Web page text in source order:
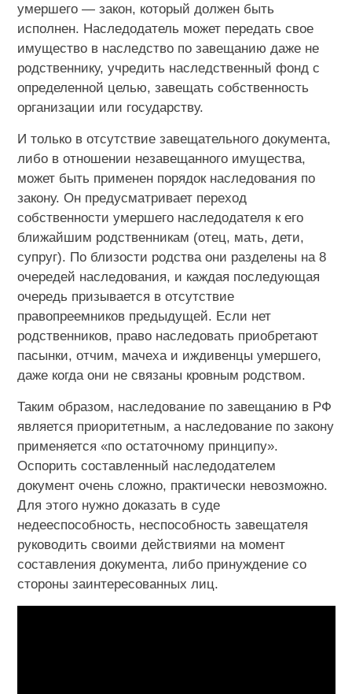
умершего — закон, который должен быть
исполнен. Наследодатель может передать свое
имущество в наследство по завещанию даже не
родственнику, учредить наследственный фонд с
определенной целью, завещать собственность
организации или государству.
И только в отсутствие завещательного документа,
либо в отношении незавещанного имущества,
может быть применен порядок наследования по
закону. Он предусматривает переход
собственности умершего наследодателя к его
ближайшим родственникам (отец, мать, дети,
супруг). По близости родства они разделены на 8
очередей наследования, и каждая последующая
очередь призывается в отсутствие
правопреемников предыдущей. Если нет
родственников, право наследовать приобретают
пасынки, отчим, мачеха и иждивенцы умершего,
даже когда они не связаны кровным родством.
Таким образом, наследование по завещанию в РФ
является приоритетным, а наследование по закону
применяется «по остаточному принципу».
Оспорить составленный наследодателем
документ очень сложно, практически невозможно.
Для этого нужно доказать в суде
недееспособность, неспособность завещателя
руководить своими действиями на момент
составления документа, либо принуждение со
стороны заинтересованных лиц.